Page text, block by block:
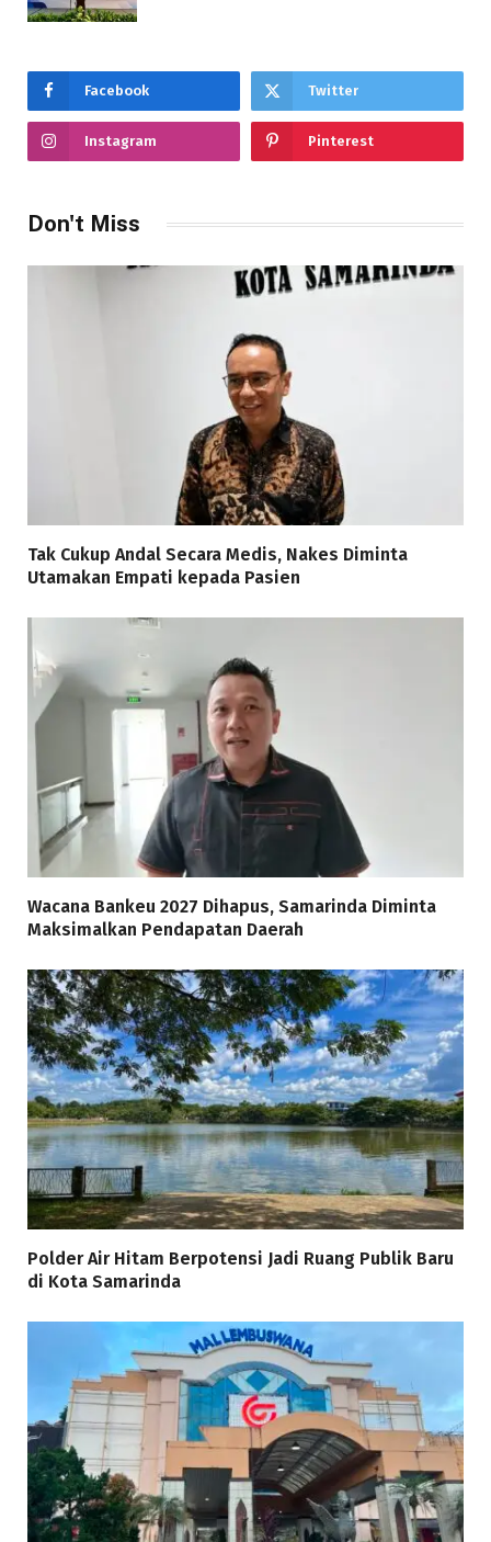
Facebook Twitter
Instagram Pinterest
Don't Miss
Tak Cukup Andal Secara Medis, Nakes Diminta
Utamakan Empati kepada Pasien
Wacana Bankeu 2027 Dihapus, Samarinda Diminta
Maksimalkan Pendapatan Daerah
Polder Air Hitam Berpotensi Jadi Ruang Publik Baru
di Kota Samarinda